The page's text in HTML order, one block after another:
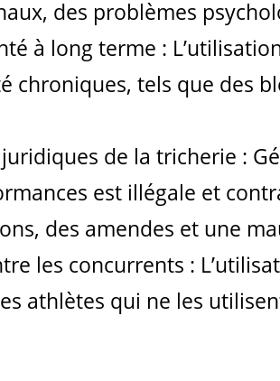
des problèmes
à long terme :
chroniques, tels que des
de la tricherie :
est illégale et
des amendes et une
les concurrents :
athlètes qui ne les